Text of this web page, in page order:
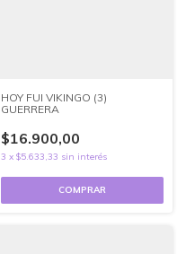
HOY FUI VIKINGO (3)
GUERRERA
$16.900,00
3 x $5.633,33 sin interés